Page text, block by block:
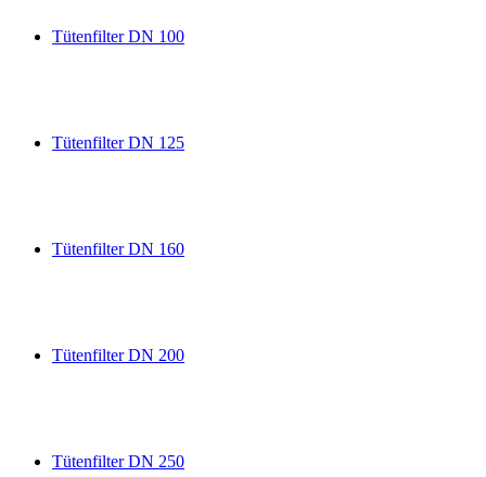
Tütenfilter DN 100
Tütenfilter DN 125
Tütenfilter DN 160
Tütenfilter DN 200
Tütenfilter DN 250